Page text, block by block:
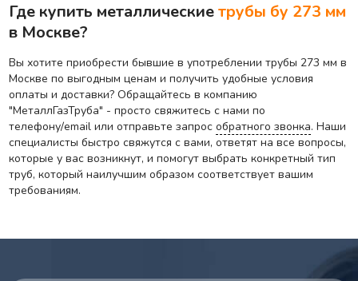
Где купить металлическиетрубы бу 273 мм
в Москве?
Вы хотите приобрести бывшие в употреблении трубы 273 мм в
Москве по выгодным ценам и получить удобные условия
оплаты и доставки? Обращайтесь в компанию
"МеталлГазТруба" - просто свяжитесь с нами по
телефону/email или отправьте запрособратного звонка. Наши
специалисты быстро свяжутся с вами, ответят на все вопросы,
которые у вас возникнут, и помогут выбрать конкретный тип
труб, который наилучшим образом соответствует вашим
требованиям.